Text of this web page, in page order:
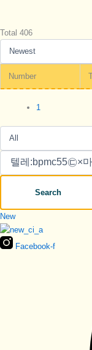
Total 406
Number
1
Search
New
Facebook-f